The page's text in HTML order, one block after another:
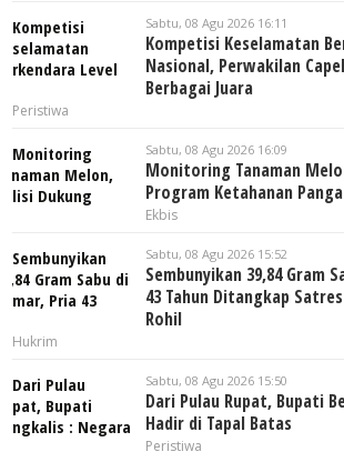
Sabtu, 08 Agu 2026 16:11
Kompetisi Keselamatan
Nasional, Perwakilan
Berbagai Juara
Peristiwa
Sabtu, 08 Agu 2026 16:09
Monitoring Tanaman
Program Ketahanan
Ekbis
Sabtu, 08 Agu 2026 15:52
Sembunyikan 39,84 Gram
43 Tahun Ditangkap
Rohil
Hukrim
Sabtu, 08 Agu 2026 15:50
Dari Pulau Rupat, Bupati
Hadir di Tapal Batas
Peristiwa